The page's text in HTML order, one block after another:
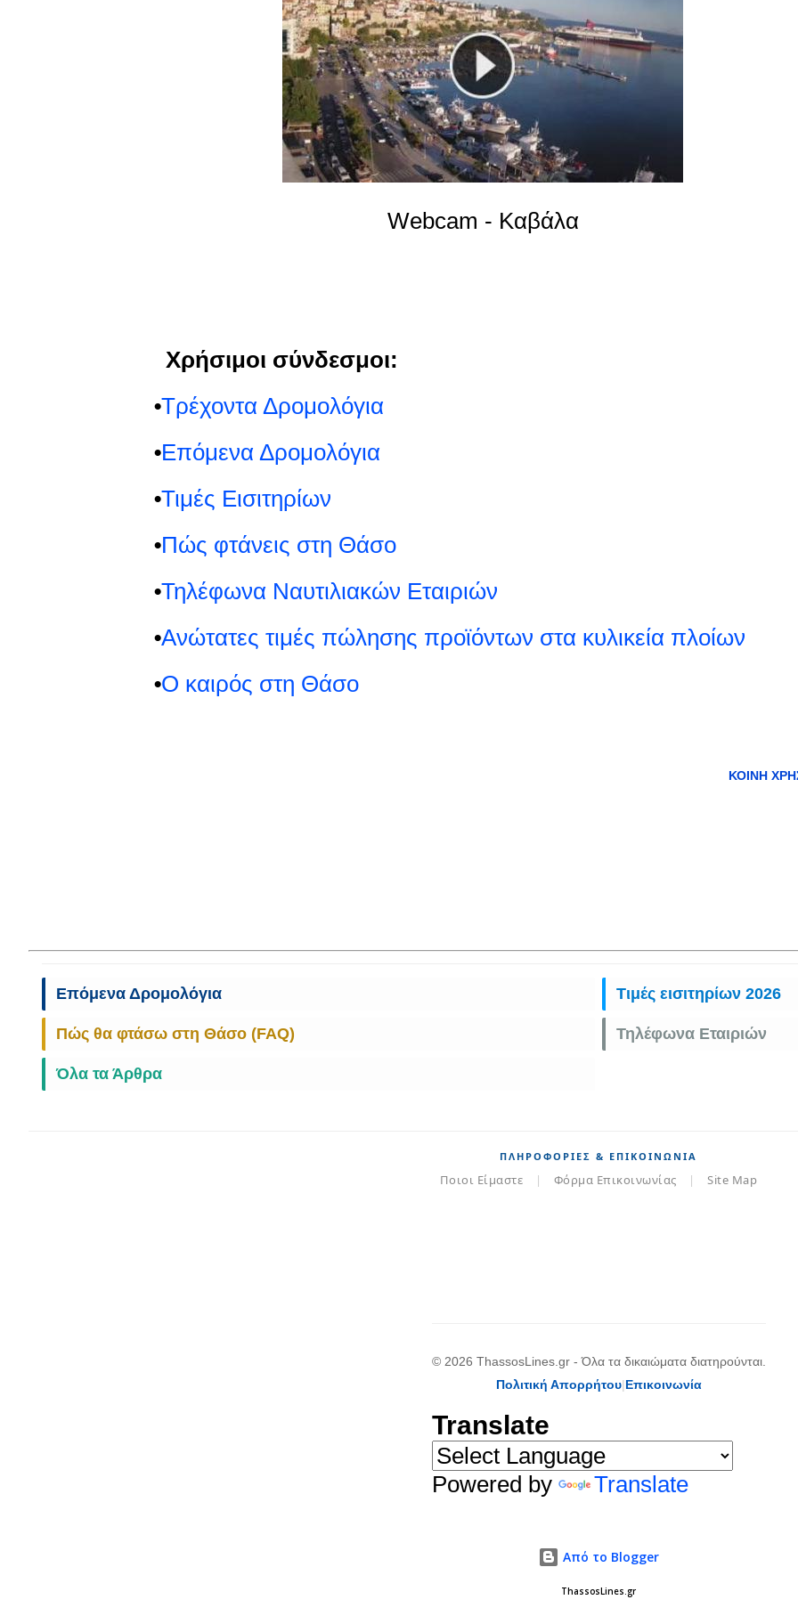
Webcam - Καβάλα
Χρήσιμοι σύνδεσμοι:
⦁Τρέχοντα Δρομολόγια
⦁Επόμενα Δρομολόγια
⦁Τιμές Εισιτηρίων
⦁Πώς φτάνεις στη Θάσο
⦁Τηλέφωνα Ναυτιλιακών Εταιριών
⦁Ανώτατες τιμές πώλησης προϊόντων στα κυλικεία πλοίων
⦁Ο καιρός στη Θάσο
ΚΟΙΝΉ
Επόμενα Δρομολόγια Τιμές εισιτηρίων 2026
Πώς θα φτάσω στη Θάσο (FAQ) Τηλέφωνα Εταιριών
Όλα τα Άρθρα
ΠΛΗΡΟΦΟΡΊΕΣ & ΕΠΙΚΟΙΝΩΝΊΑ
Ποιοι Είμαστε | Φόρμα Επικοινωνίας | Site Map
© 2026 ThassosLines.gr - Όλα τα δικαιώματα διατηρούνται.
Πολιτική Απορρήτου|Επικοινωνία
Translate
Powered by Translate
Από το Blogger
ThassosLines.gr